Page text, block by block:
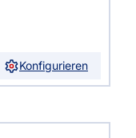
Konfigurieren